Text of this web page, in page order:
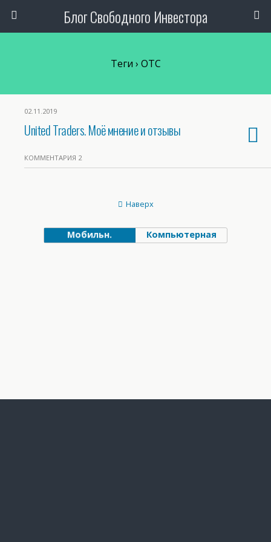
Блог Свободного Инвестора
Теги › OTC
02.11.2019
United Traders. Моё мнение и отзывы
КОММЕНТАРИЯ 2
Наверх
Мобильн. Компьютерная